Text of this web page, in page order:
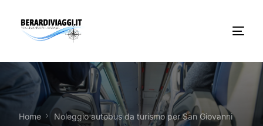
Home
Noleggio autobus da turismo per San Giovanni
Chi Siamo
Noleggio